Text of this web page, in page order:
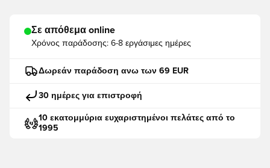
Σε απόθεμα online
Χρόνος παράδοσης: 6-8 εργάσιμες ημέρες
Δωρεάν παράδοση ανω των 69 EUR
30 ημέρες για επιστροφή
10 εκατομμύρια ευχαριστημένοι πελάτες από το
1995